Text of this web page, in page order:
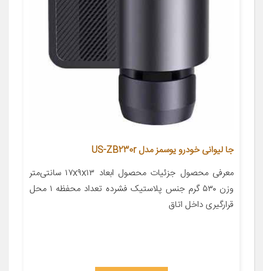
جا لیوانی خودرو یوسمز مدل US-ZB230r
معرفی محصول جزئیات محصول ابعاد ۱۷x۹x۱۳ سانتی‌متر
وزن ۵۳۰ گرم جنس پلاستیک فشرده تعداد محفظه ۱ محل
قرارگیری داخل اتاق